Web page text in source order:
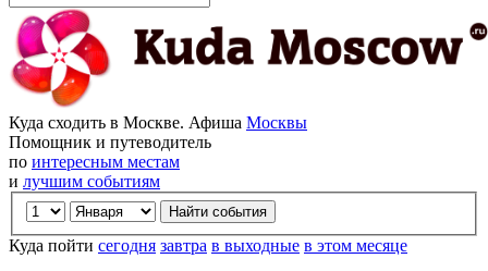
Куда сходить в Москве. Афиша Москвы
Помощник и путеводитель
по интересным местам
и лучшим событиям
Куда пойти сегодня завтра в выходные в этом месяце